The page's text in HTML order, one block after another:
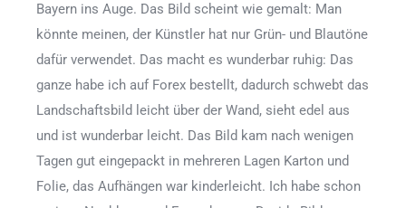
Bayern ins Auge. Das Bild scheint wie gemalt: Man
könnte meinen, der Künstler hat nur Grün- und Blautöne
dafür verwendet. Das macht es wunderbar ruhig: Das
ganze habe ich auf Forex bestellt, dadurch schwebt das
Landschaftsbild leicht über der Wand, sieht edel aus
und ist wunderbar leicht. Das Bild kam nach wenigen
Tagen gut eingepackt in mehreren Lagen Karton und
Folie, das Aufhängen war kinderleicht. Ich habe schon